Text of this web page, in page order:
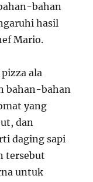
bahan
hasil
Mario.
ala
bahan-bahan
yang
dan
daging sapi
tersebut
untuk